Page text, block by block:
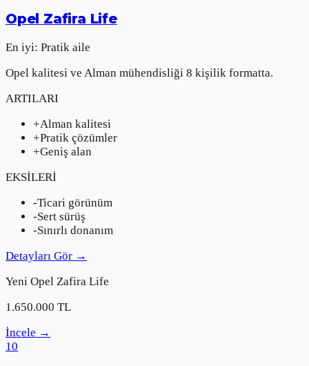
Opel Zafira Life
En iyi: Pratik aile
Opel kalitesi ve Alman mühendisliği 8 kişilik formatta.
ARTILARI
+Alman kalitesi
+Pratik çözümler
+Geniş alan
EKSİLERİ
-Ticari görünüm
-Sert sürüş
-Sınırlı donanım
Detayları Gör →
Yeni Opel Zafira Life
1.650.000 TL
İncele →
10